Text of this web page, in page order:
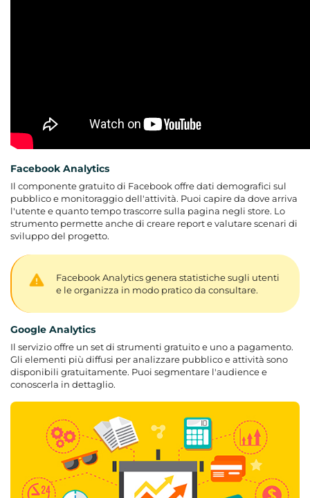
Facebook Analytics
Il componente gratuito di Facebook offre dati demografici sul
pubblico e monitoraggio dell'attività. Puoi capire da dove arriva
l'utente e quanto tempo trascorre sulla pagina negli store. Lo
strumento permette anche di creare report e valutare scenari di
sviluppo del progetto.
Facebook Analytics genera statistiche sugli utenti
e le organizza in modo pratico da consultare.
Google Analytics
Il servizio offre un set di strumenti gratuito e uno a pagamento.
Gli elementi più diffusi per analizzare pubblico e attività sono
disponibili gratuitamente. Puoi segmentare l'audience e
conoscerla in dettaglio.